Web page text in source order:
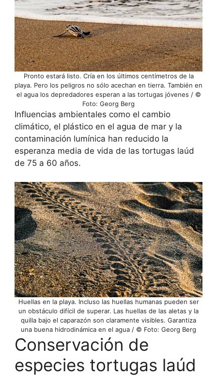
Pronto estará listo. Cría en los últimos centímetros de la
playa. Pero los peligros no sólo acechan en tierra. También en
el agua los depredadores esperan a las tortugas jóvenes / ©
Foto: Georg Berg
Influencias ambientales como el cambio
climático, el plástico en el agua de mar y la
contaminación lumínica han reducido la
esperanza media de vida de las tortugas laúd
de 75 a 60 años.
Huellas en la playa. Incluso las huellas humanas pueden ser
un obstáculo difícil de superar. Las huellas de las aletas y la
quilla bajo el caparazón son claramente visibles. Garantiza
una buena hidrodinámica en el agua / © Foto: Georg Berg
Conservación de
especies tortugas laúd